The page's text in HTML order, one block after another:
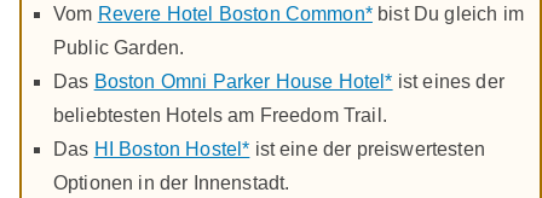
Vom Revere Hotel Boston Common*bist Du gleich im
Public Garden.
Das Boston Omni Parker House Hotel* ist eines der
beliebtesten Hotels am Freedom Trail.
Das HI Boston Hostel* ist eine der preiswertesten
Optionen in der Innenstadt.